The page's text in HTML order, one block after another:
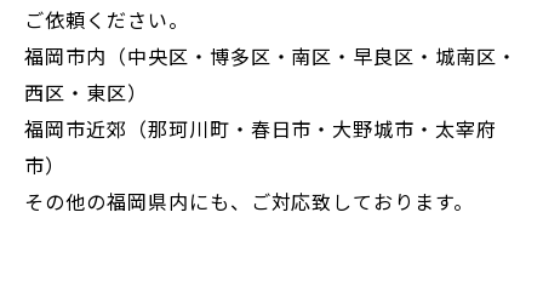
ご依頼ください。
福岡市内（中央区・博多区・南区・早良区・城南区・
西区・東区）
福岡市近郊（那珂川町・春日市・大野城市・太宰府
市）
その他の福岡県内にも、ご対応致しております。